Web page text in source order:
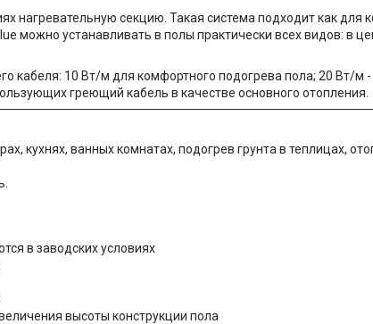
нагревательную секцию. Такая система подходит как для
можно устанавливать в полы практически всех видов: в
кабеля: 10 Вт/м для комфортного подогрева пола; 20 Вт/м
греющий кабель в качестве основного отопления.
кухнях, ванных комнатах, подогрев грунта в теплицах,
в заводских условиях
высоты конструкции пола